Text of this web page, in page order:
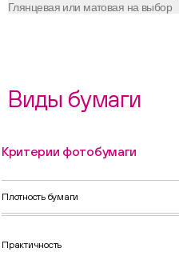
Глянцевая или матовая на выбор
Виды бумаги
Критерии фотобумаги
Плотность бумаги
Практичность